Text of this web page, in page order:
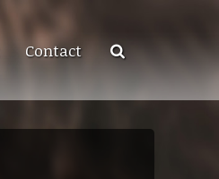
Contact